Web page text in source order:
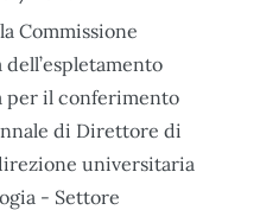
Commissione
per il conferimento
di Direttore di
universitaria
- Settore